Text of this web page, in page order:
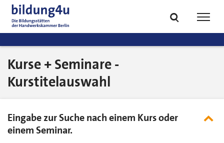
zum
Inhalt
springen
Fußzeile
springen
Suche
Kurse + Seminare -
Kurstitelauswahl
Eingabe zur Suche nach einem Kurs oder
einem Seminar.